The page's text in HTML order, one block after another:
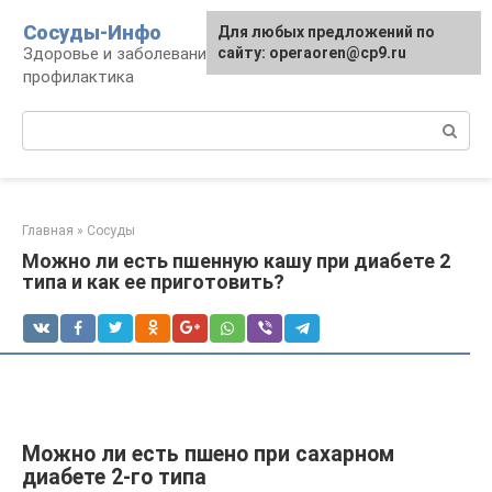
контенту
Сосуды-Инфо
Здоровье и заболевания сосудов и сердца,
профилактика
Главная » Сосуды
Можно ли есть пшенную кашу при диабете 2
типа и как ее приготовить?
Можно ли есть пшено при сахарном
диабете 2-го типа
Для любых предложений по
сайту: operaoren@cp9.ru